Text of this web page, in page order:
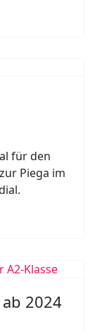
für den
Piega im
2024